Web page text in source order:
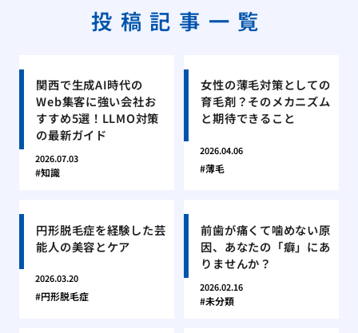
投稿記事一覧
関西で生成AI時代の
Web集客に強い会社お
すすめ5選！LLMO対策
の最新ガイド
2026.07.03
知識
女性の薄毛対策としての
育毛剤？そのメカニズム
と期待できること
2026.04.06
薄毛
円形脱毛症を経験した芸
能人の美容とケア
2026.03.20
円形脱毛症
前歯が痛くて噛めない原
因、あなたの「癖」にあ
りませんか？
2026.02.16
未分類